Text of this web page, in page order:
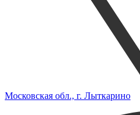
Московская обл., г. Лыткарино